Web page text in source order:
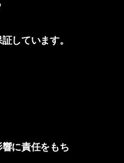
しています。
に責任をもち